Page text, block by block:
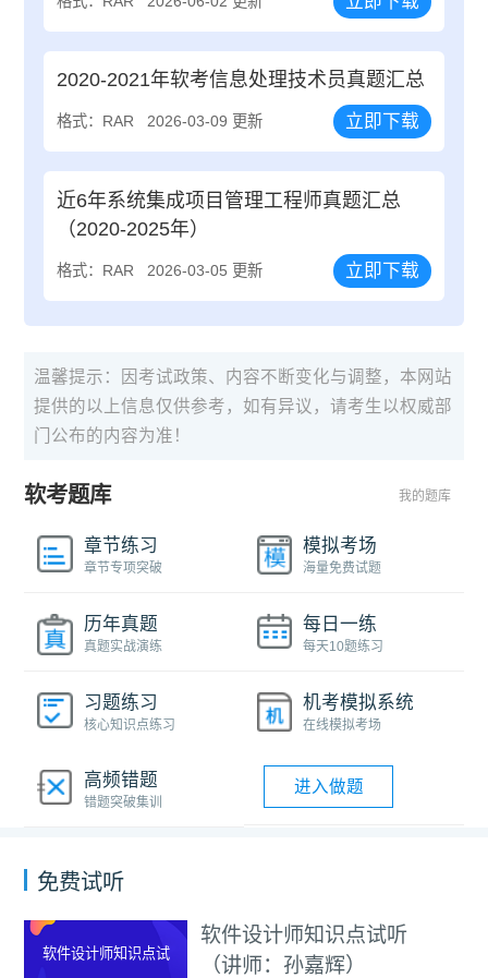
2020-2021年软考信息处理技术员真题汇总
格式：RAR 2026-03-09 更新 立即下载
近6年系统集成项目管理工程师真题汇总
（2020-2025年）
格式：RAR 2026-03-05 更新 立即下载
温馨提示：因考试政策、内容不断变化与调整，本网站
提供的以上信息仅供参考，如有异议，请考生以权威部
门公布的内容为准！
软考题库 我的题库
章节练习
章节专项突破
模拟考场
海量免费试题
历年真题
真题实战演练
每日一练
每天10题练习
习题练习
核心知识点练习
机考模拟系统
在线模拟考场
高频错题
错题突破集训
进入做题
免费试听
软件设计师知识点试
软件设计师知识点试听
（讲师：孙嘉辉）